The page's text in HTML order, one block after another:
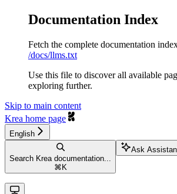
Documentation Index
Fetch the complete documentation
/docs/llms.txt
Use this file to discover all available
exploring further.
Skip to main content
Krea home page
English
Search Krea documentation...
⌘ K
Ask